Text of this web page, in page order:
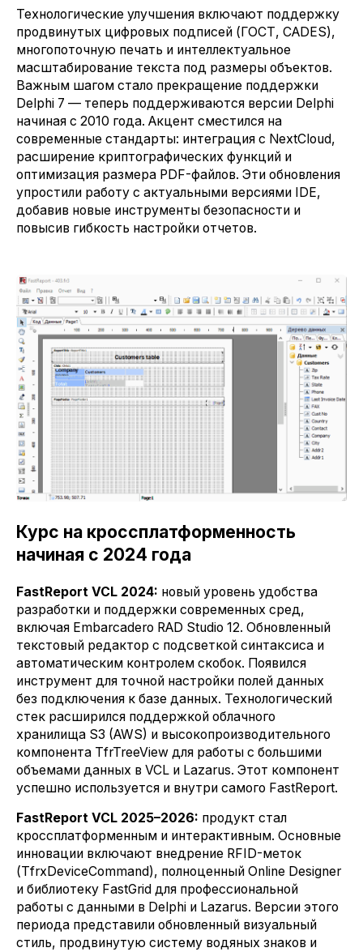
Технологические улучшения включают поддержку
продвинутых цифровых подписей (ГОСТ, CADES),
многопоточную печать и интеллектуальное
масштабирование текста под размеры объектов.
Важным шагом стало прекращение поддержки
Delphi 7 — теперь поддерживаются версии Delphi
начиная с 2010 года. Акцент сместился на
современные стандарты: интеграция с NextCloud,
расширение криптографических функций и
оптимизация размера PDF-файлов. Эти обновления
упростили работу с актуальными версиями IDE,
добавив новые инструменты безопасности и
повысив гибкость настройки отчетов.
Курс на кроссплатформенность
начиная с 2024 года
FastReport VCL 2024: новый уровень удобства
разработки и поддержки современных сред,
включая Embarcadero RAD Studio 12. Обновленный
текстовый редактор с подсветкой синтаксиса и
автоматическим контролем скобок. Появился
инструмент для точной настройки полей данных
без подключения к базе данных. Технологический
стек расширился поддержкой облачного
хранилища S3 (AWS) и высокопроизводительного
компонента TfrTreeView для работы с большими
объемами данных в VCL и Lazarus. Этот компонент
успешно используется и внутри самого FastReport.
FastReport VCL 2025–2026: продукт стал
кроссплатформенным и интерактивным. Основные
инновации включают внедрение RFID-меток
(TfrxDeviceCommand), полноценный Online Designer
и библиотеку FastGrid для профессиональной
работы с данными в Delphi и Lazarus. Версии этого
периода представили обновленный визуальный
стиль, продвинутую систему водяных знаков и